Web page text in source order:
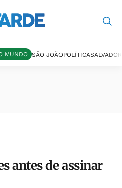
MUNDO SÃO JOÃOPOLÍTICASALVADOR
antes de assinar